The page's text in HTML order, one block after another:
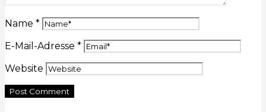
Name *
E-Mail-Adresse *
Website